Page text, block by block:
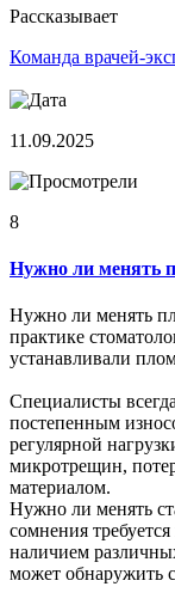
Рассказывает
Команда врачей-
11.09.2025
8
Нужно ли менять
Нужно ли менять
практике
устанавливали
Специалисты
постепенным
регулярной
микротрещин,
материалом.
Нужно ли менять
сомнения
наличием
может обнаружить